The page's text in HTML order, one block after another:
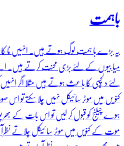
باہمت
یہ بڑے با ہمت لوگ ہوتے ہیں۔ انہیں نا
میا بیو ں کے لئے بڑی محنت کرتے ہیں۔
لئے دلچسپی کا با عث ہوتے ہیں مثلا اگر
کنو یں میں موٹر سائیکل نہیں چلا سکتے تو اس
ہوے چیلنج کو قبول کر لیں تو اس بات کے بھر
موت کے کنویں میں موٹر سا ئیکل چلاتے